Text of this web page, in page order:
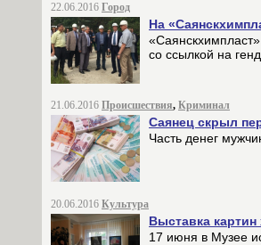
22.06.2016 Город
На
со ссылкой на
21.06.2016 Происшествия, Криминал
Саянец скрыл
Часть денег
20.06.2016 Культура
Выставка
17 июня в Музее